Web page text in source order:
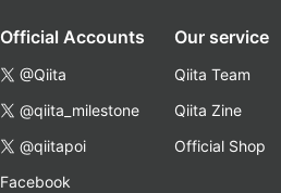
Official Accounts
@Qiita
@qiita_milestone
@qiitapoi
Facebook
Our service
Qiita Team
Qiita Zine
Official Shop